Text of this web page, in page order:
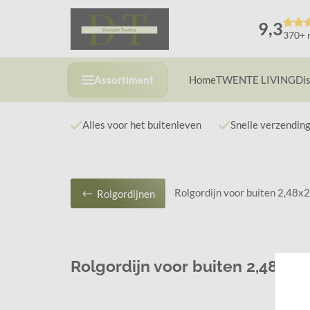
9,3370+
Assortiment HomeTWENTE LIVING
Alles voor het buitenleven Snelle verzending
Rolgordijnen Rolgordijn voor buiten
Rolgordijn voor buiten